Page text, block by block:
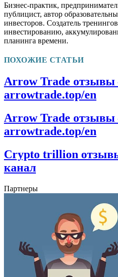
Бизнес-практик,
публицист, автор
инвесторов. Создатель
инвестированию,
планинга времени.
ПОХОЖИЕ СТАТЬИ
Arrow Trade
arrowtrade.top/en
Arrow Trade
arrowtrade.top/en
Crypto trillion
канал
Партнеры